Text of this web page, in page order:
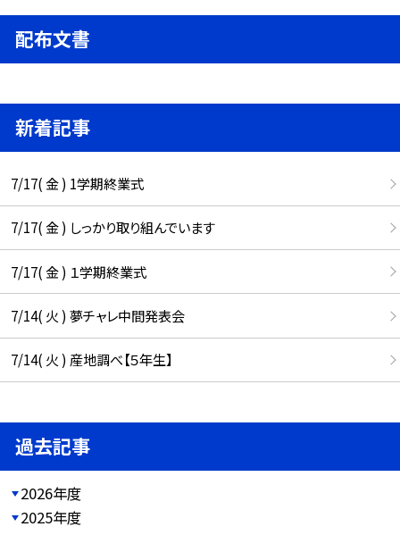
配布文書
新着記事
7/17( 金 ) 1学期終業式
7/17( 金 ) しっかり取り組んでいます
7/17( 金 ) １学期終業式
7/14( 火 ) 夢チャレ中間発表会
7/14( 火 ) 産地調べ【５年生】
過去記事
2026年度
2025年度